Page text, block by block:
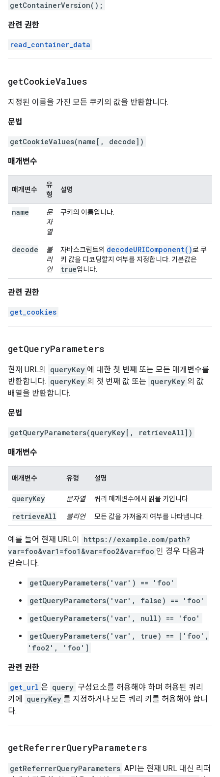
getContainerVersion();
관련 권한
read_container_data
getCookieValues
지정된 이름을 가진 모든 쿠키의 값을 반환합니다.
문법
getCookieValues(name[, decode])
매개변수
매개변수
유
형
설명
name
문
자
열
쿠키의 이름입니다.
decode
불
리
언
자바스크립트의 decodeURIComponent()로 쿠
키 값을 디코딩할지 여부를 지정합니다. 기본값은
true입니다.
관련 권한
get_cookies
getQueryParameters
현재 URL의 queryKey 에 대한 첫 번째 또는 모든 매개변수를
반환합니다. queryKey 의 첫 번째 값 또는 queryKey 의 값
배열을 반환합니다.
문법
getQueryParameters(queryKey[, retrieveAll])
매개변수
매개변수 유형 설명
queryKey 문자열 쿼리 매개변수에서 읽을 키입니다.
retrieveAll 불리언 모든 값을 가져올지 여부를 나타냅니다.
예를 들어 현재 URL이
https://example.com/path?
var=foo&var1=foo1&var=foo2&var=foo 인 경우 다음과
같습니다.
getQueryParameters('var') == 'foo'
getQueryParameters('var', false) == 'foo'
getQueryParameters('var', null) == 'foo'
getQueryParameters('var', true) == ['foo',
'foo2', 'foo']
관련 권한
get_url 은 query 구성요소를 허용해야 하며 허용된 쿼리
키에
queryKey 를 지정하거나 모든 쿼리 키를 허용해야 합니
다.
getReferrerQueryParameters
getReferrerQueryParameters API는 현재 URL 대신 리퍼